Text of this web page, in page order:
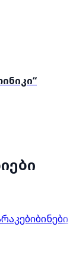
ბინები